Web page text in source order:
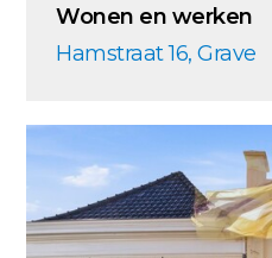
Wonen en werken
Hamstraat 16, Grave